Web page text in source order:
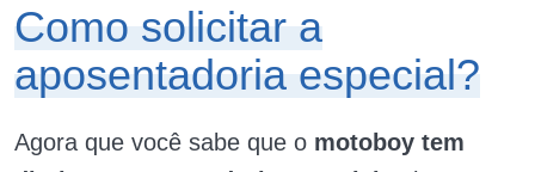
Como solicitar a
aposentadoria especial?
Agora que você sabe que o motoboy tem